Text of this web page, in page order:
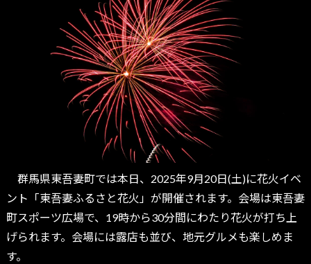
群馬県東吾妻町では本日、2025年9月20日(土)に花火イベ
ント「東吾妻ふるさと花火」が開催されます。会場は東吾妻
町スポーツ広場で、19時から30分間にわたり花火が打ち上
げられます。会場には露店も並び、地元グルメも楽しめま
す。